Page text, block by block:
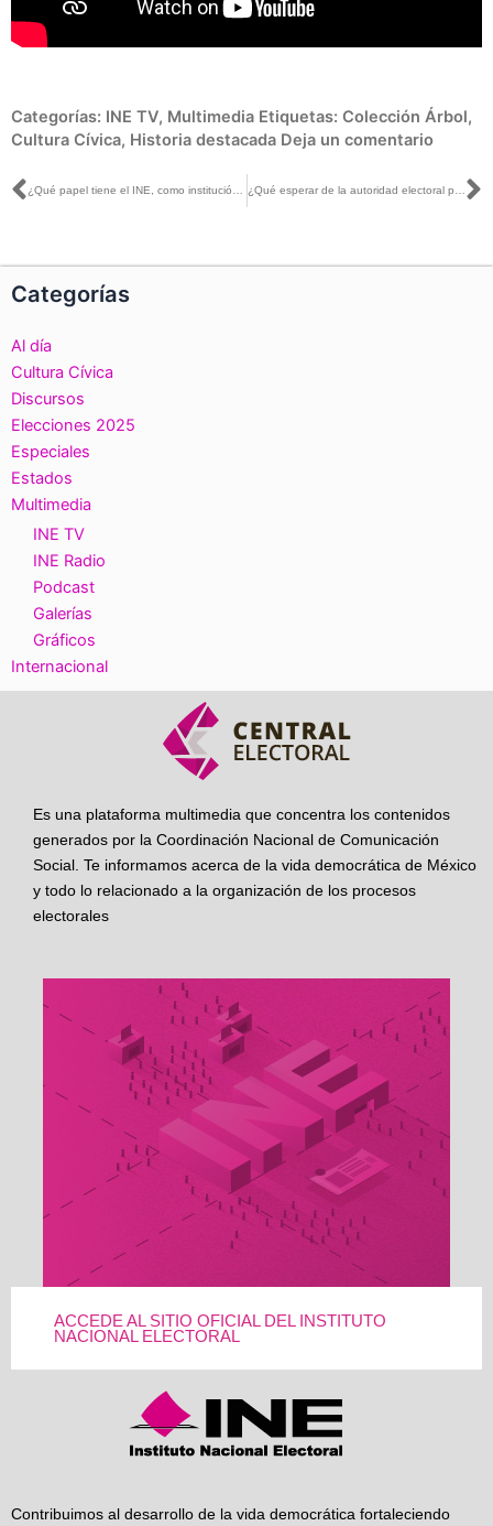
Categorías: INE TV, Multimedia Etiquetas: Colección Árbol,
Cultura Cívica, Historia destacada Deja un comentario
Ant
Categorías
Al día
Cultura Cívica
Discursos
Elecciones 2025
Especiales
Estados
Multimedia
INE TV
INE Radio
Podcast
Galerías
Gráficos
Internacional
Es una plataforma multimedia que concentra los contenidos
generados por la Coordinación Nacional de Comunicación
Social. Te informamos acerca de la vida democrática de México
y todo lo relacionado a la organización de los procesos
electorales
ACCEDE AL SITIO OFICIAL DEL INSTITUTO
NACIONAL ELECTORAL
Contribuimos al desarrollo de la vida democrática fortaleciendo